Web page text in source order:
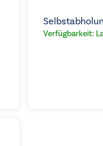
Verfügbarkeit: